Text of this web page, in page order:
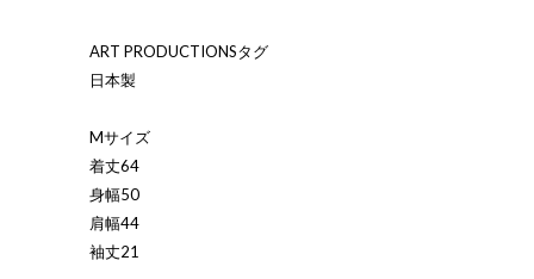
ART PRODUCTIONSタグ
日本製
Mサイズ
着丈64
身幅50
肩幅44
袖丈21